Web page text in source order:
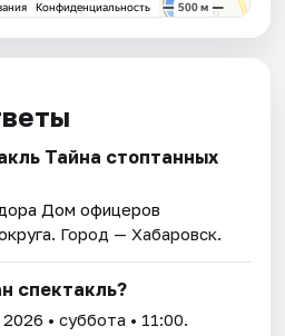
Тайна стоптанных
Дом офицеров
. Город — Хабаровск.
спектакль?
2026 • суббота • 11:00.